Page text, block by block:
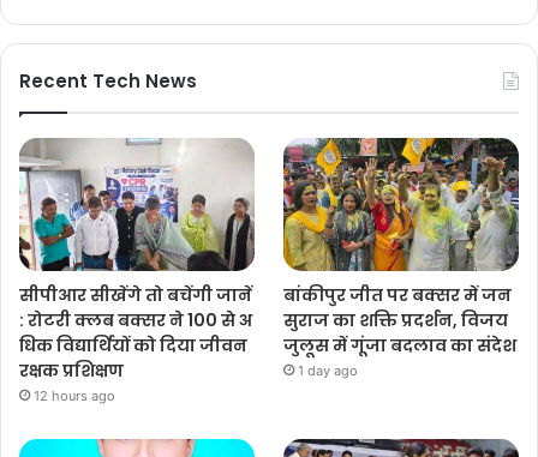
Recent Tech News
सीपीआर सीखेंगे तो बचेंगी जानें
: रोटरी क्लब बक्सर ने 100 से अ
धिक विद्यार्थियों को दिया जीवन
रक्षक प्रशिक्षण
12 hours ago
बांकीपुर जीत पर बक्सर में जन
सुराज का शक्ति प्रदर्शन, विजय
जुलूस में गूंजा बदलाव का संदेश
1 day ago